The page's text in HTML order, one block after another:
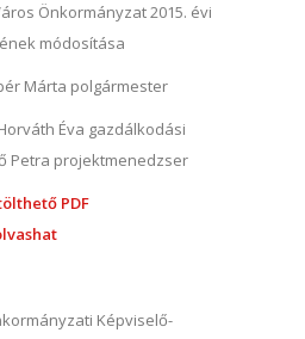
Önkormányzat 2015. évi
módosítása
Márta polgármester
Éva gazdálkodási
Petra projektmenedzser
PDF
Képviselő-